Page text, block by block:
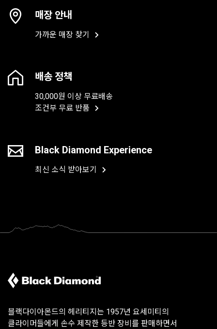
매장 안내
가까운 매장 찾기
배송 정책
30,000원 이상 무료배송
조건부 무료 반품
Black Diamond Experience
최신 소식 받아보기
블랙다이아몬드의 헤리티지는 1957년 요세미티의
클라이머들에게 손수 제작한 등반 장비를 판매하면서